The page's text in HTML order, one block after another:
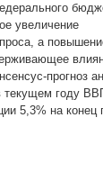
увеличение
а
прогноз
текущем году
5,3% на конец